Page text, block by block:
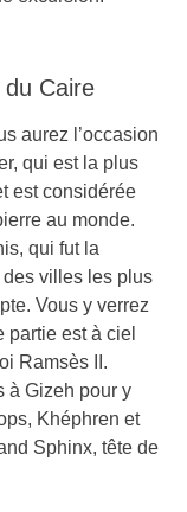
Caire
aurez l’occasion
qui est la plus
est considérée
au monde.
qui fut la
des villes les plus
Vous y verrez
partie est à ciel
Ramsès II.
à Gizeh pour y
Khéphren et
Sphinx, tête de